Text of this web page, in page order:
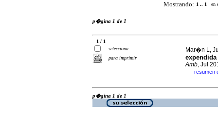
Mostrando: 1 .. 1 en
p�gina 1 de 1
1 / 1
selecciona
para imprimir
Mar�n L,
Amb, Jul
· resumen
p�gina 1 de 1